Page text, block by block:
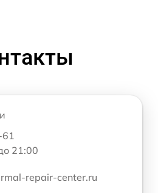
21:00
repair-center.ru